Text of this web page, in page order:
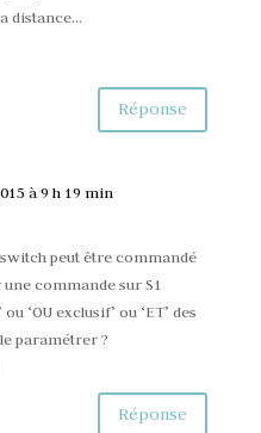
distance…
Réponse
à 9 h 19 min
peut être commandé
commande sur S1
‘OU exclusif’ ou ‘ET’ des
paramétrer ?
Réponse